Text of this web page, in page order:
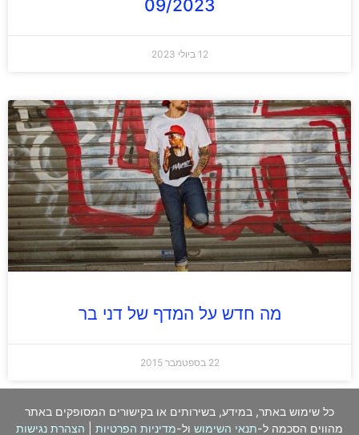
09/2023
12 ביולי 2023
מה חדש על המדף של דני בר
22 בספטמבר 2015
כל שימוש באתר, במידע, בשירותים או בקישורים המסופקים באתר
מהווים הסכמה ל-תנאי השימוש ול-מדיניות הפרטיות הצהרת נגישות